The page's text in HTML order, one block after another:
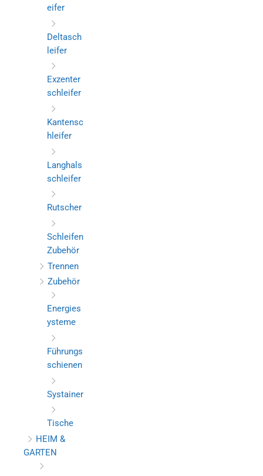
eifer
Deltasch
leifer
Exzenter
schleifer
Kantensc
hleifer
Langhals
schleifer
Rutscher
Schleifen
Zubehör
Trennen
Zubehör
Energies
ysteme
Führungs
schienen
Systainer
Tische
HEIM &
GARTEN